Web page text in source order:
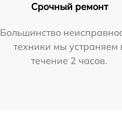
Срочный ремонт
Большинство
техники мы устраняем
течение 2 часов.